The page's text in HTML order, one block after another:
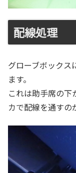
配線処理
グローブボックス
ます。
これは助手席の
カで配線を通すの